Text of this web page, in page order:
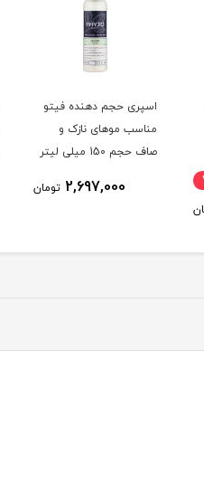
اسپری حجم دهنده فیتو
مناسب موهای نازک و
صاف حجم 150 میلی لیتر
2,697,000 تومان